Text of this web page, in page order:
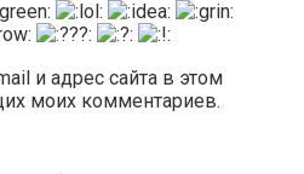
и адрес сайта в этом
моих комментариев.